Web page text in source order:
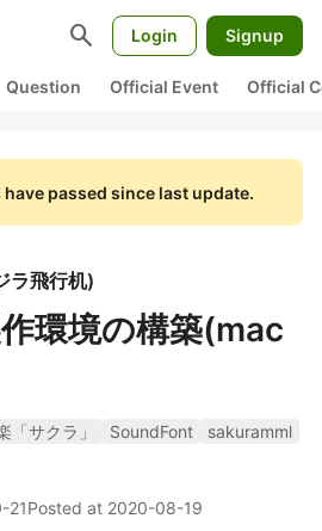
search Login Signup
Question Official Event Official
passed since last update.
ラ飛行机)
環境の構築(mac
「サクラ」 SoundFont
sakuramml
21Posted at 2020-08-19